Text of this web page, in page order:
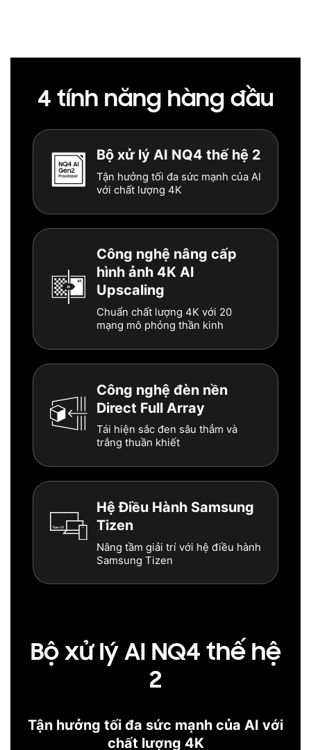
4 tính năng hàng đầu
Bộ xử lý AI NQ4 thế hệ 2
Tận hưởng tối đa sức mạnh của AI
với chất lượng 4K
Công nghệ nâng cấp
hình ảnh 4K AI
Upscaling
Chuẩn chất lượng 4K với 20
mạng mô phỏng thần kinh
Công nghệ đèn nền
Direct Full Array
Tái hiện sắc đen sâu thẳm và
trắng thuần khiết
Hệ Điều Hành Samsung
Tizen
Nâng tầm giải trí với hệ điều hành
Samsung Tizen
Bộ xử lý AI NQ4 thế hệ
2
Tận hưởng tối đa sức mạnh của AI với
chất lượng 4K